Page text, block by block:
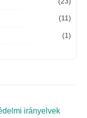
(11)
(1)
irányelvek